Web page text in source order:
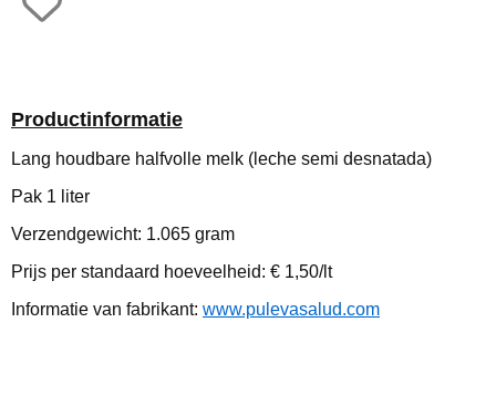
Productinformatie
Lang houdbare halfvolle melk (leche semi desnatada)
Pak 1 liter
Verzendgewicht: 1.065 gram
Prijs per standaard hoeveelheid: € 1,50/lt
Informatie van fabrikant: www.pulevasalud.com